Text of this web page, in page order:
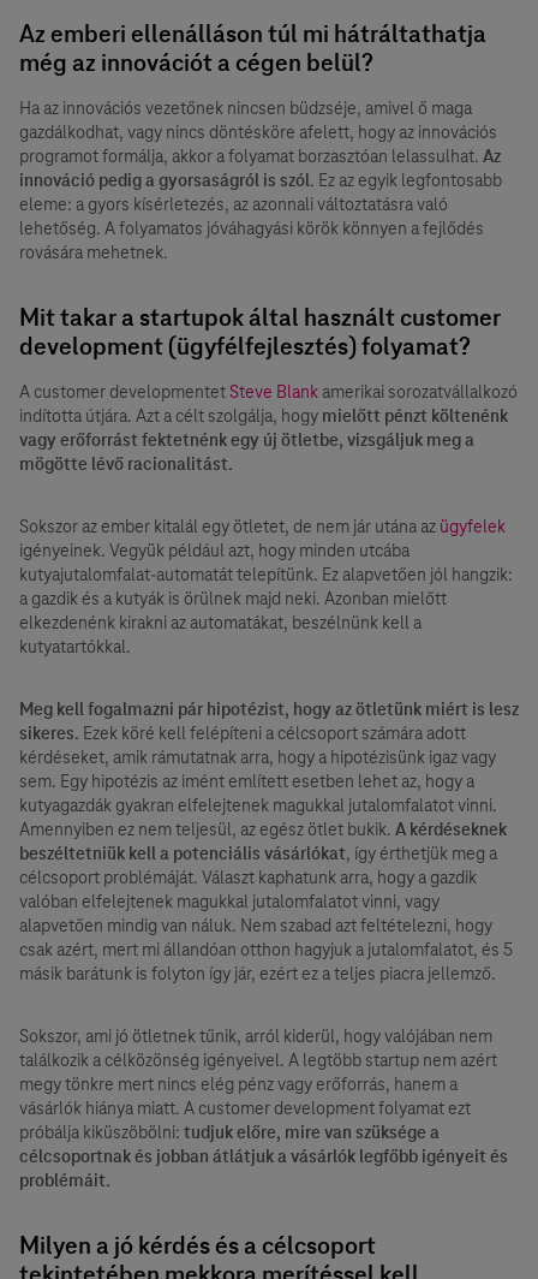
Az emberi ellenálláson túl mi hátráltathatja
még az innovációt a cégen belül?
Ha az innovációs vezetőnek nincsen büdzséje, amivel ő maga
gazdálkodhat, vagy nincs döntésköre afelett, hogy az innovációs
programot formálja, akkor a folyamat borzasztóan lelassulhat. Az
innováció pedig a gyorsaságról is szól. Ez az egyik legfontosabb
eleme: a gyors kísérletezés, az azonnali változtatásra való
lehetőség. A folyamatos jóváhagyási körök könnyen a fejlődés
rovására mehetnek.
Mit takar a startupok által használt customer
development (ügyfélfejlesztés) folyamat?
A customer developmentet Steve Blank amerikai sorozatvállalkozó
indította útjára. Azt a célt szolgálja, hogy mielőtt pénzt költenénk
vagy erőforrást fektetnénk egy új ötletbe, vizsgáljuk meg a
mögötte lévő racionalitást.
Sokszor az ember kitalál egy ötletet, de nem jár utána az ügyfelek
igényeinek. Vegyük például azt, hogy minden utcába
kutyajutalomfalat-automatát telepítünk. Ez alapvetően jól hangzik:
a gazdik és a kutyák is örülnek majd neki. Azonban mielőtt
elkezdenénk kirakni az automatákat, beszélnünk kell a
kutyatartókkal.
Meg kell fogalmazni pár hipotézist, hogy az ötletünk miért is lesz
sikeres. Ezek köré kell felépíteni a célcsoport számára adott
kérdéseket, amik rámutatnak arra, hogy a hipotézisünk igaz vagy
sem. Egy hipotézis az imént említett esetben lehet az, hogy a
kutyagazdák gyakran elfelejtenek magukkal jutalomfalatot vinni.
Amennyiben ez nem teljesül, az egész ötlet bukik. A kérdéseknek
beszéltetniük kell a potenciális vásárlókat, így érthetjük meg a
célcsoport problémáját. Választ kaphatunk arra, hogy a gazdik
valóban elfelejtenek magukkal jutalomfalatot vinni, vagy
alapvetően mindig van náluk. Nem szabad azt feltételezni, hogy
csak azért, mert mi állandóan otthon hagyjuk a jutalomfalatot, és 5
másik barátunk is folyton így jár, ezért ez a teljes piacra jellemző.
Sokszor, ami jó ötletnek tűnik, arról kiderül, hogy valójában nem
találkozik a célközönség igényeivel. A legtöbb startup nem azért
megy tönkre mert nincs elég pénz vagy erőforrás, hanem a
vásárlók hiánya miatt. A customer development folyamat ezt
próbálja kiküszöbölni: tudjuk előre, mire van szüksége a
célcsoportnak és jobban átlátjuk a vásárlók legfőbb igényeit és
problémáit.
Milyen a jó kérdés és a célcsoport